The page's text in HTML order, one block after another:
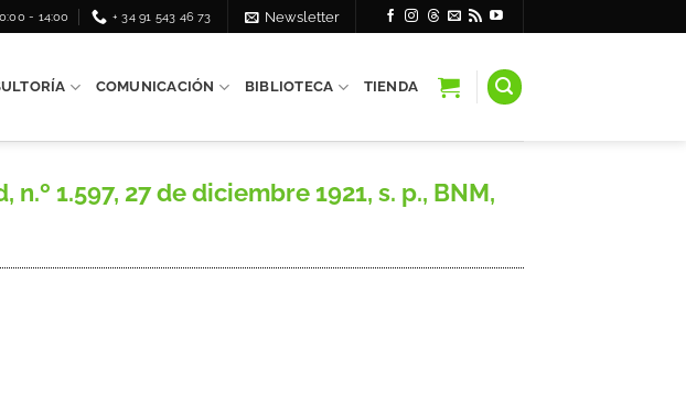
- 14:00 + 34 91 543 46 73 Newsletter
COMUNICACIÓN BIBLIOTECA TIENDA
1.597, 27 de diciembre 1921, s. p., BNM,